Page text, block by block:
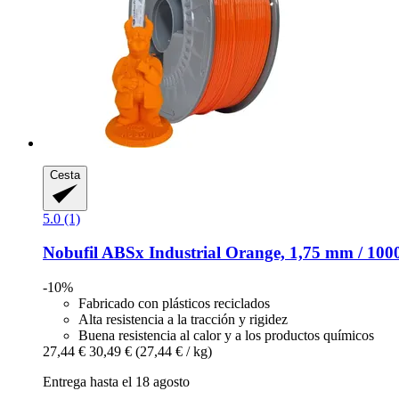
Cesta
5.0 (1)
NobufilABSx Industrial Orange, 1,75 mm /
-10%
Fabricado con plásticos reciclados
Alta resistencia a la tracción y rigidez
Buena resistencia al calor y a los productos químicos
27,44 € 30,49 € (27,44 € / kg)
Entrega hasta el 18 agosto